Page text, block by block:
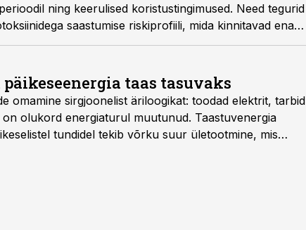
ning keerulised koristustingimused. Need tegurid
saastumise riskiprofiili, mida kinnitavad enam
Alltech 37+ labori ja SGS-i laborivõrgustiku poolt.
taas tasuvaks
omamine sirgjoonelist äriloogikat: toodad elektrit, tarbid
olukord energiaturul muutunud. Taastuvenergia
tundidel tekib võrku suur ületootmine, mis